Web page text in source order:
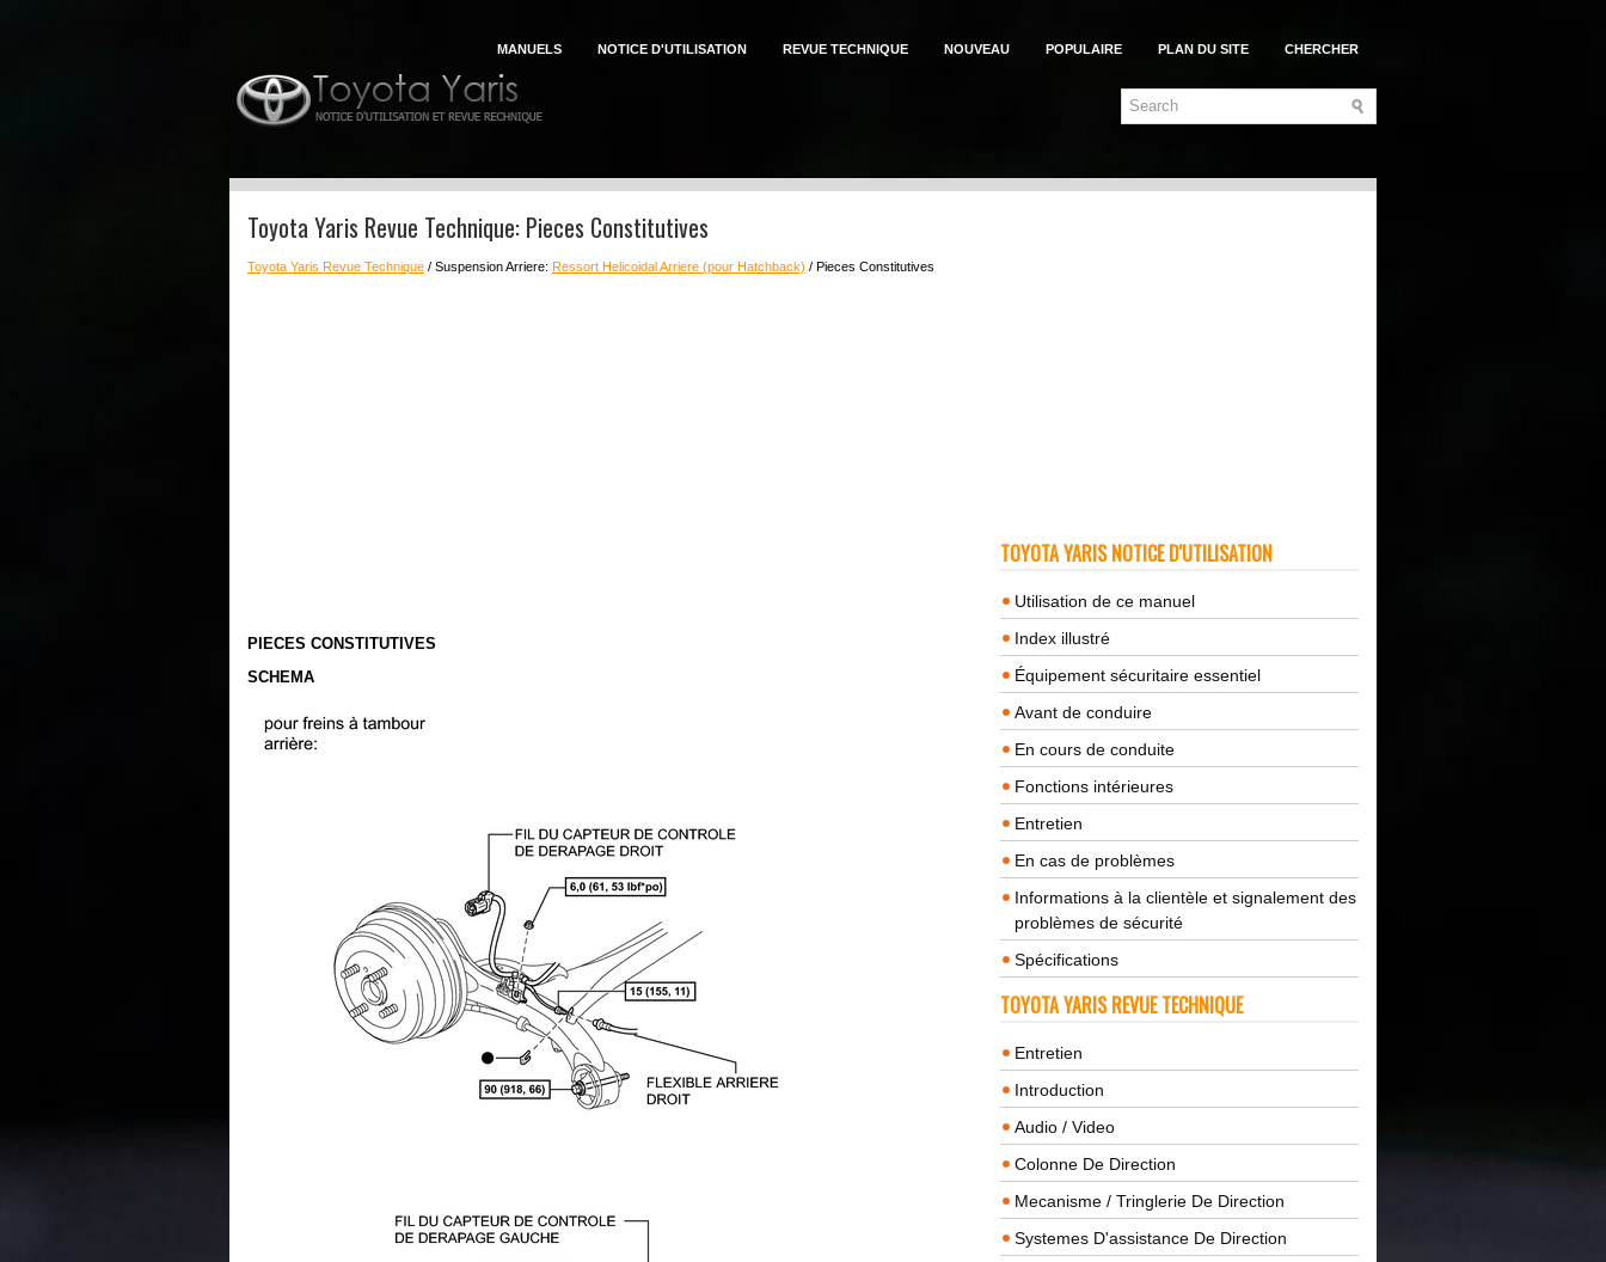
MANUELS NOTICE D'UTILISATION REVUE TECHNIQUE NOUVEAU POPULAIRE PLAN DU SITE CHERCHER
Toyota Yaris Revue Technique: Pieces Constitutives
Toyota Yaris Revue Technique / Suspension Arriere: Ressort Helicoidal Arriere (pour Hatchback) / Pieces Constitutives
PIECES CONSTITUTIVES
SCHEMA
TOYOTA YARIS NOTICE D'UTILISATION
Utilisation de ce manuel
Index illustré
Équipement sécuritaire essentiel
Avant de conduire
En cours de conduite
Fonctions intérieures
Entretien
En cas de problèmes
Informations à la clientèle et signalement des
problèmes de sécurité
Spécifications
TOYOTA YARIS REVUE TECHNIQUE
Entretien
Introduction
Audio / Video
Colonne De Direction
Mecanisme / Tringlerie De Direction
Systemes D'assistance De Direction